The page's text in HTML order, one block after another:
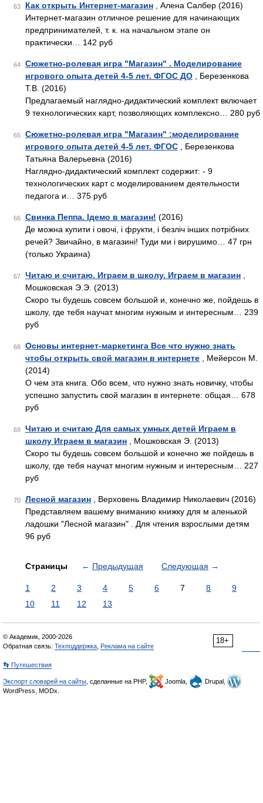
63 Как открыть Интернет-магазин , Алена Салбер (2016)
Интернет-магазин отличное решение для начинающих
предпринимателей, т. к. на начальном этапе он
практически… 142 руб
64
Сюжетно-ролевая игра "Магазин" . Моделирование
игрового опыта детей 4-5 лет. ФГОС ДО , Березенкова
Т.В. (2016)
Предлагаемый наглядно-дидактический комплект включает
9 технологических карт, позволяющих комплексно… 280 руб
65
Сюжетно-ролевая игра "Магазин" :моделирование
игрового опыта детей 4-5 лет. ФГОС , Березенкова
Татьяна Валерьевна (2016)
Наглядно-дидактический комплект содержит: - 9
технологических карт с моделированием деятельности
педагога и… 375 руб
66 Свинка Пеппа. Ідемо в магазин! (2016)
Де можна купити і овочі, і фрукти, і безліч інших потрібних
речей? Звичайно, в магазині! Туди ми і вирушимо… 47 грн
(только Украина)
67 Читаю и считаю. Играем в школу. Играем в магазин
Мошковская Э.Э. (2013)
Скоро ты будешь совсем большой и, конечно же, пойдешь в
школу, где тебя научат многим нужным и интересным… 239
руб
68
Основы интернет-маркетинга Все что нужно знать
чтобы открыть свой магазин в интернете , Мейерсон М.
(2014)
О чем эта книга. Обо всем, что нужно знать новичку, чтобы
успешно запустить свой магазин в интернете: общая… 678
руб
69
Читаю и считаю Для самых умных детей Играем в
школу Играем в магазин , Мошковская Э. (2013)
Скоро ты будешь совсем большой и конечно же пойдешь в
школу, где тебя научат многим нужным и интересным… 227
руб
70 Лесной магазин , Верховень Владимир Николаевич (2016)
Представляем вашему вниманию книжку для м аленькой
ладошки "Лесной магазин" . Для чтения взрослыми детям
96 руб
Страницы ← Предыдущая Следующая →
1 2 3 4 5 6 7 8
9
10
11 12 13
18+
© Академик, 2000-2026
Обратная связь: Техподдержка Реклама на сайте
👣 Путешествия
Экспорт словарей на сайты , сделанные на PHP, Joomla,
Drupal,
WordPress, MODx.